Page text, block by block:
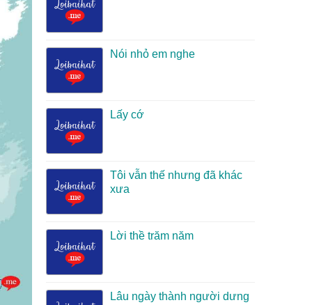
Nói nhỏ em nghe
Lấy cớ
Tôi vẫn thế nhưng đã khác
xưa
Lời thề trăm năm
Lâu ngày thành người dưng